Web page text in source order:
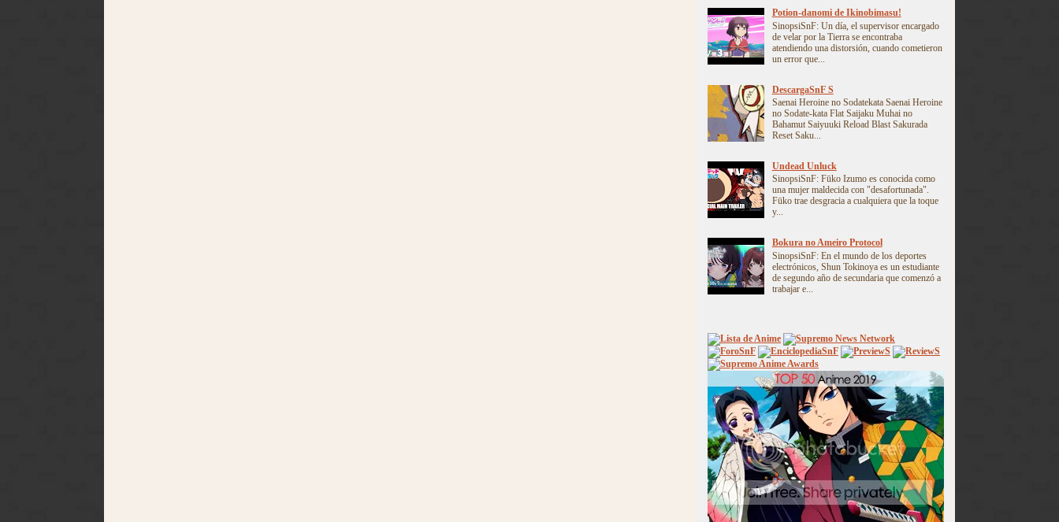
Potion-danomi de Ikinobimasu!
SinopsiSnF: Un día, el supervisor encargado
de velar por la Tierra se encontraba
atendiendo una distorsión, cuando cometieron
un error que...
DescargaSnF S
Saenai Heroine no Sodatekata Saenai Heroine
no Sodate-kata Flat Saijaku Muhai no
Bahamut Saiyuuki Reload Blast Sakurada
Reset Saku...
Undead Unluck
SinopsiSnF: Fūko Izumo es conocida como
una mujer maldecida con "desafortunada".
Fūko trae desgracia a cualquiera que la toque
y...
Bokura no Ameiro Protocol
SinopsiSnF: En el mundo de los deportes
electrónicos, Shun Tokinoya es un estudiante
de segundo año de secundaria que comenzó a
trabajar e...